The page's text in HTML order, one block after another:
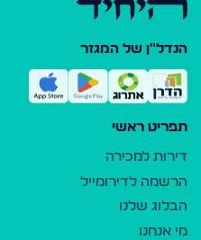
הנדל"ן של המגזר
תפריט ראשי
דירות למכירה
הרשמה לדירומייל
הבלוג שלנו
מי אנחנו